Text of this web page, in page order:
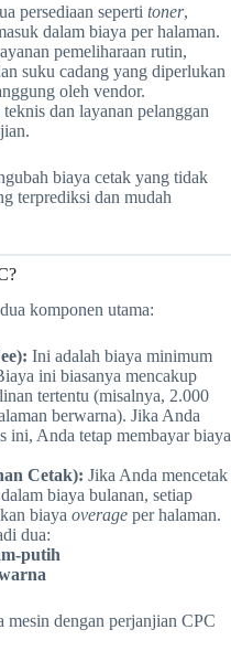
persediaan seperti toner,
dalam biaya per halaman.
pemeliharaan rutin,
suku cadang yang diperlukan
oleh vendor.
dan layanan pelanggan
biaya cetak yang tidak
terprediksi dan mudah
komponen utama:
Ini adalah biaya minimum
ini biasanya mencakup
tertentu (misalnya, 2.000
berwarna). Jika Anda
ini, Anda tetap membayar biaya
Cetak): Jika Anda mencetak
biaya bulanan, setiap
biaya overage per halaman.
dua:
putih
mesin dengan perjanjian CPC